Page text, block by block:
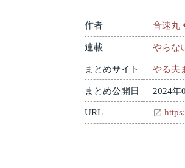
作者 音速丸
連載 やらな
まとめサイト やる夫
まとめ公開日 2024年
URL